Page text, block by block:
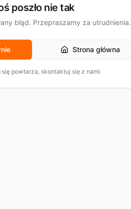
poszło nie tak
błąd. Przepraszamy za utrudnienia.
Strona główna
się powtarza, skontaktuj się z nami.